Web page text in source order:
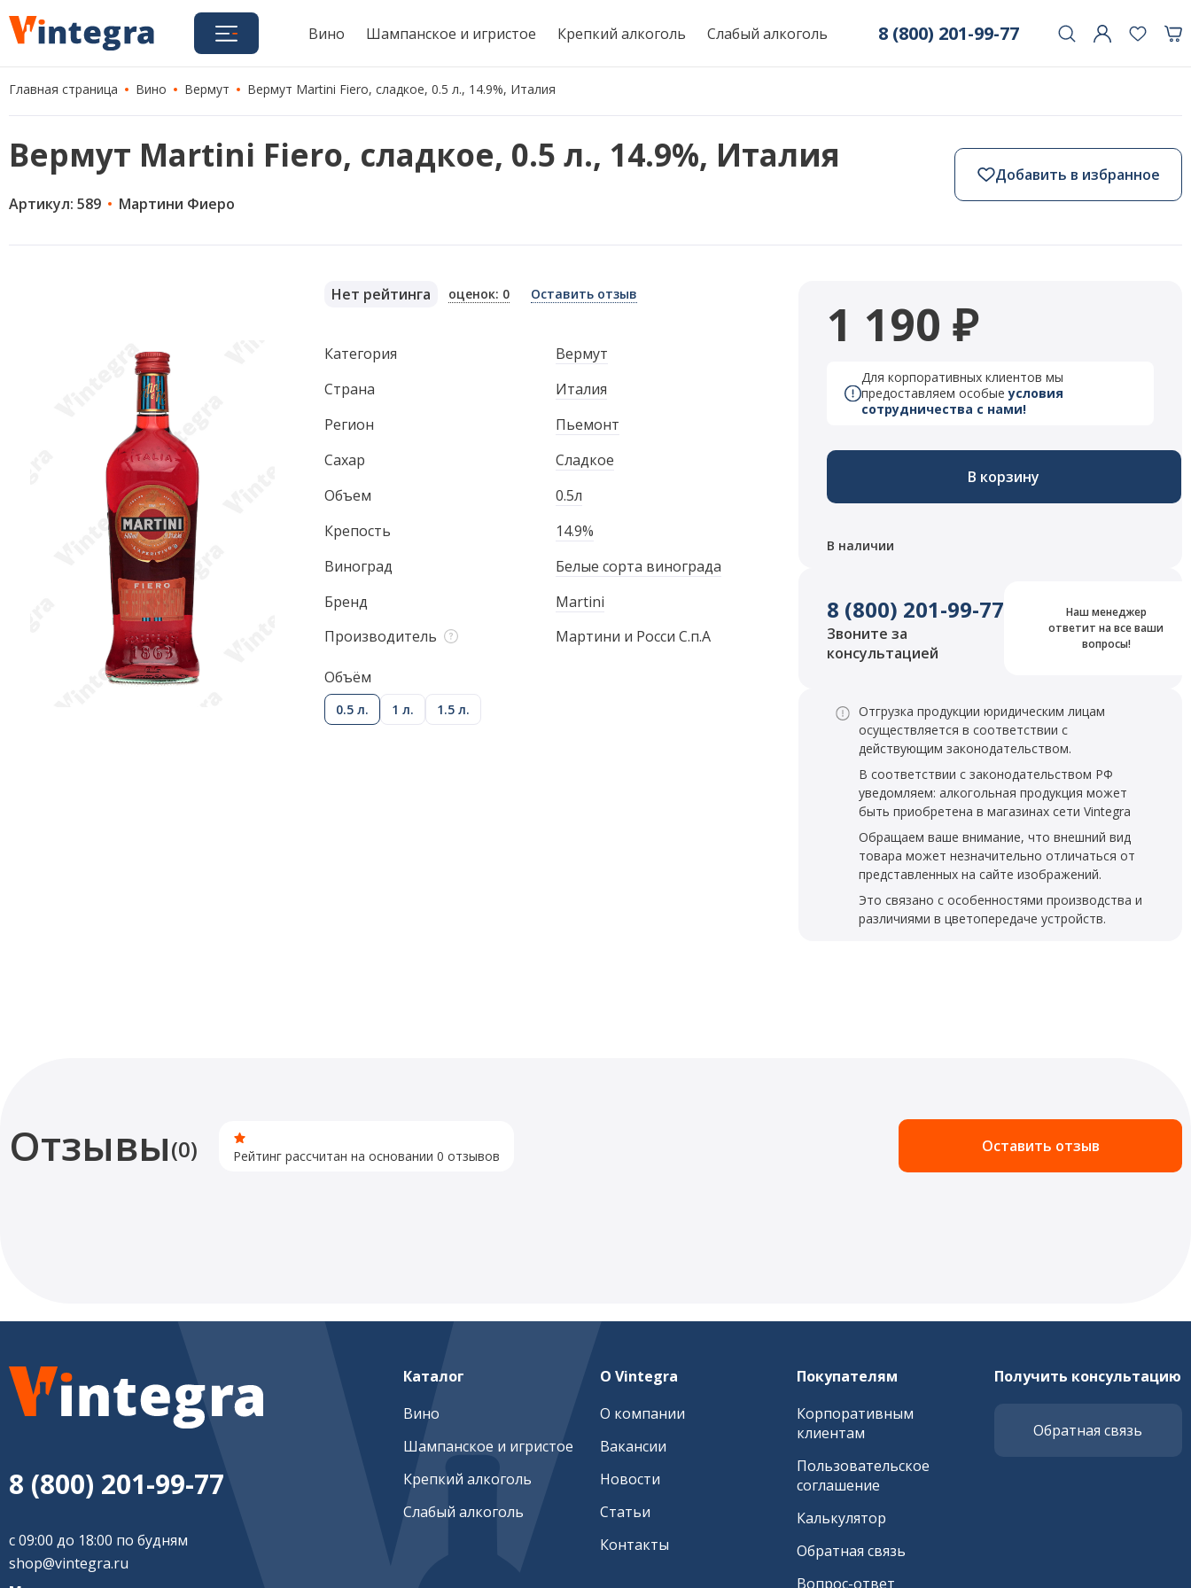
Вино Шампанское и игристое Крепкий алкоголь Слабый алкоголь 8 (800) 201-99-77
Главная страница Вино Вермут Вермут Martini Fiero, сладкое, 0.5 л., 14.9%, Италия
Вермут Martini Fiero, сладкое, 0.5 л., 14.9%, Италия
Артикул: 589 Мартини Фиеро
Добавить в избранное
Нет рейтинга оценок: 0 Оставить отзыв
Категория
Вермут
Страна
Италия
Регион
Пьемонт
Сахар
Сладкое
Объем
0.5л
Крепость
14.9%
Виноград
Белые сорта винограда
Бренд
Martini
Производитель
Мартини и Росси С.п.А
Объём
0.5 л. 1 л. 1.5 л.
1 190 ₽
Для корпоративных клиентов мы
предоставляем особыеусловия
сотрудничества с нами!
В корзину
В наличии
8 (800) 201-99-77
Звоните за
консультацией
Наш менеджер
ответит на все ваши
вопросы!
Отгрузка продукции юридическим лицам
осуществляется в соответствии с
действующим законодательством.
В соответствии с законодательством РФ
уведомляем: алкогольная продукция может
быть приобретена в магазинах сети Vintegra
Обращаем ваше внимание, что внешний вид
товара может незначительно отличаться от
представленных на сайте изображений.
Это связано с особенностями производства и
различиями в цветопередаче устройств.
Отзывы(0) Рейтинг рассчитан на основании 0 отзывов Оставить отзыв
8 (800) 201-99-77
с 09:00 до 18:00 по будням
shop@vintegra.ru
Каталог
Вино
Шампанское и игристое
Крепкий алкоголь
Слабый алкоголь
О Vintegra
О компании
Вакансии
Новости
Статьи
Контакты
Покупателям
Корпоративным
клиентам
Пользовательское
соглашение
Калькулятор
Обратная связь
Вопрос-ответ
Получить консультацию
Обратная связь